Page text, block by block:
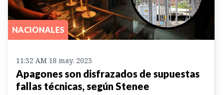
NACIONALES
11:32 AM 18 may. 2023
Apagones son disfrazados de supuestas
fallas técnicas, según Stenee